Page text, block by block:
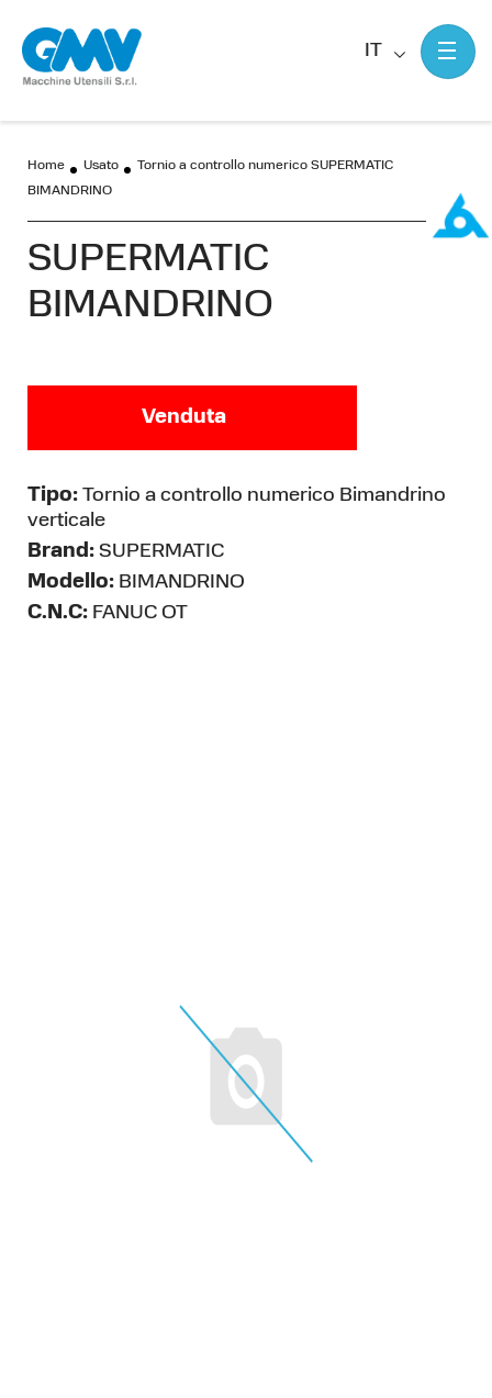
IT
Home Usato
Tornio a controllo numerico SUPERMATIC
BIMANDRINO
SUPERMATIC
BIMANDRINO
Venduta
Tipo: Tornio a controllo numerico Bimandrino
verticale
Brand: SUPERMATIC
Modello: BIMANDRINO
C.N.C: FANUC OT